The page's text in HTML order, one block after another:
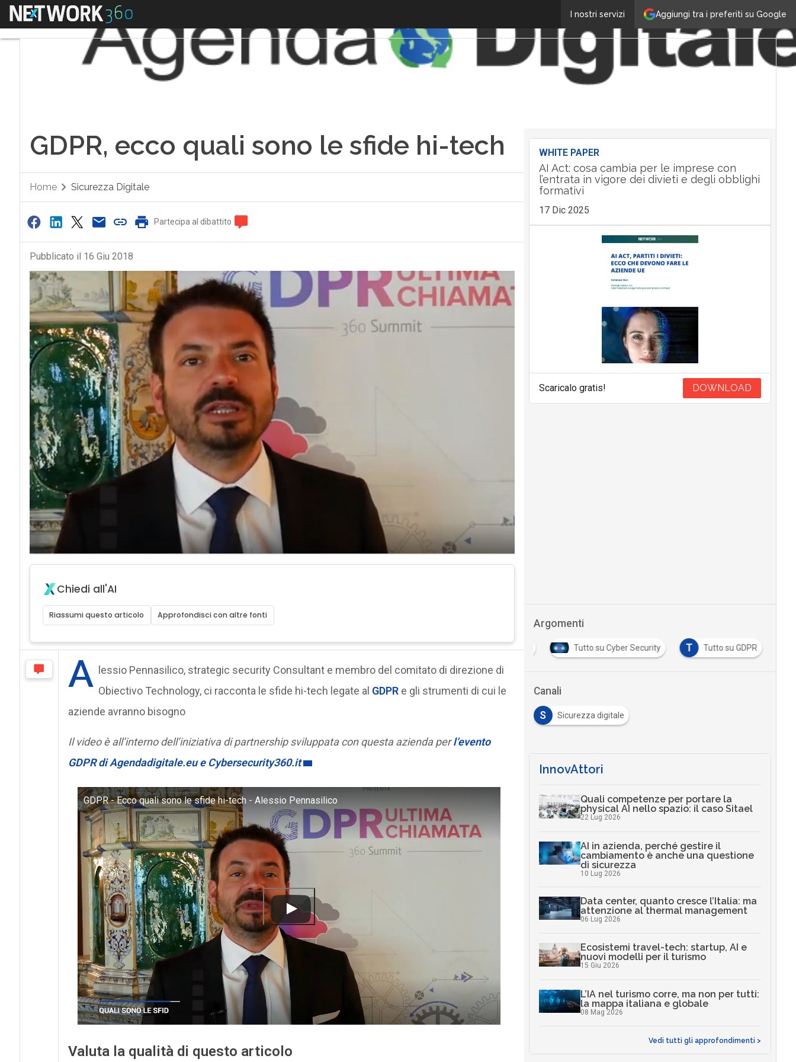
Aggiungi tra i preferiti su Google
I nostri servizi
Menu
GDPR, ecco quali sono le sfide hi-tech
Home Sicurezza Digitale
Partecipa al dibattito
Pubblicato il 16 Giu 2018
Chiedi all'AI
Riassumi questo articolo Approfondisci con altre fonti
A lessio Pennasilico, strategic security Consultant e membro del comitato di direzione di
Obiectivo Technology, ci racconta le sfide hi-tech legate al GDPRe gli strumenti di cui le
aziende avranno bisogno
Il video è all’interno dell’iniziativa di partnership sviluppata con questa azienda perl’evento
GDPR di Agendadigitale.eu e Cybersecurity360.it
GDPR - Ecco quali sono le sfide hi-tech - Alessio Pennasilico
Valuta la qualità di questo articolo
WHITE PAPER
AI Act: cosa cambia per le imprese con
l’entrata in vigore dei divieti e degli obblighi
formativi
17 Dic 2025
Scaricalo gratis! DOWNLOAD
Argomenti
T tecnologia Tutto su Cyber Security T Tutto su GDPR
Canali
S Sicurezza digitale
InnovAttori
Quali competenze per portare la
physical AI nello spazio: il caso Sitael
22 Lug 2026
AI in azienda, perché gestire il
cambiamento è anche una questione
di sicurezza
10 Lug 2026
Data center, quanto cresce l’Italia: ma
attenzione al thermal management
06 Lug 2026
Ecosistemi travel-tech: startup, AI e
nuovi modelli per il turismo
15 Giu 2026
L’IA nel turismo corre, ma non per tutti:
la mappa italiana e globale
08 Mag 2026
Vedi tutti gli approfondimenti >